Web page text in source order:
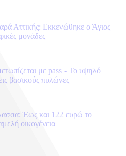
Αττικής: Εκκενώθηκε ο Άγιος
μονάδες
με pass - Το υψηλό
βασικούς πυλώνες
Έως και 122 ευρώ το
οικογένεια